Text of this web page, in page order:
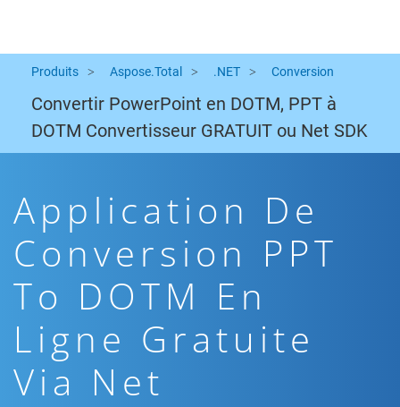
Produits Aspose.Total .NET Conversion
Convertir PowerPoint en DOTM, PPT à
DOTM Convertisseur GRATUIT ou Net SDK
Application De
Conversion PPT
To DOTM En
Ligne Gratuite
Via Net